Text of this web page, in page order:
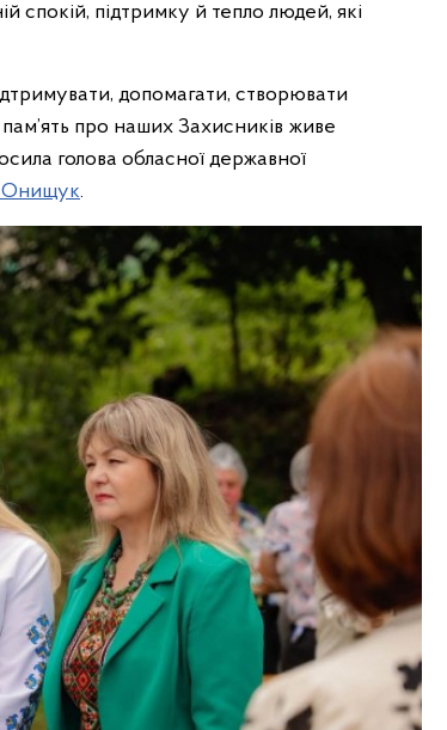
спокій, підтримку й тепло людей, які
допомагати, створювати
про наших Захисників живе
голова обласної державної
Онищук.